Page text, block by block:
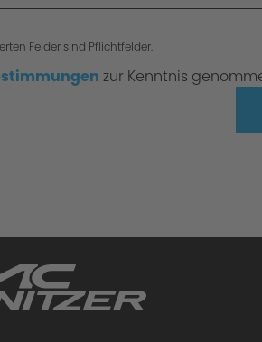
Felder sind Pflichtfelder.
zur Kenntnis